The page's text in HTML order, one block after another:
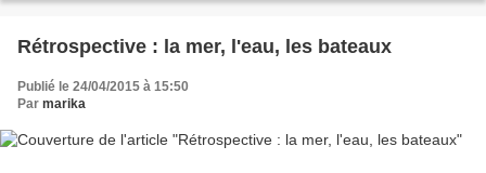
Rétrospective : la mer, l'eau, les bateaux
Publié le 24/04/2015 à 15:50
Par marika